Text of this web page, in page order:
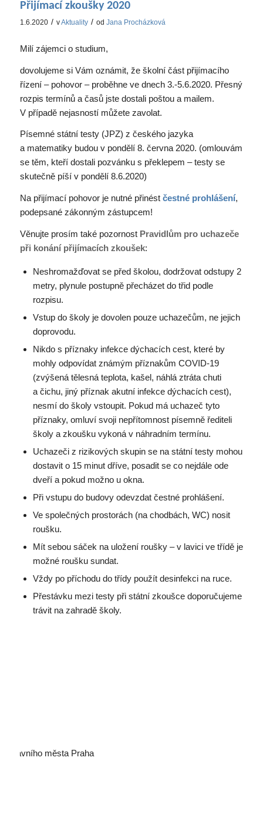
Přijímací zkoušky 2020
1.6.2020 / vAktuality / od Jana Procházková
Milí zájemci o studium,
dovolujeme si Vám oznámit, že školní část přijímacího
řízení – pohovor – proběhne ve dnech 3.-5.6.2020. Přesný
rozpis termínů a časů jste dostali poštou a mailem.
V případě nejasností můžete zavolat.
Písemné státní testy (JPZ) z českého jazyka
a matematiky budou v pondělí 8. června 2020. (omlouvám
se těm, kteří dostali pozvánku s překlepem – testy se
skutečně píší v pondělí 8.6.2020)
Na přijímací pohovor je nutné přinést čestné prohlášení,
podepsané zákonným zástupcem!
Věnujte prosím také pozornost Pravidlům pro uchazeče
při konání přijímacích zkoušek:
Neshromažďovat se před školou, dodržovat odstupy 2
metry, plynule postupně přecházet do třid podle
rozpisu.
Vstup do školy je dovolen pouze uchazečům, ne jejich
doprovodu.
Nikdo s příznaky infekce dýchacích cest, které by
mohly odpovídat známým příznakům COVID-19
(zvýšená tělesná teplota, kašel, náhlá ztráta chuti
a čichu, jiný příznak akutní infekce dýchacích cest),
nesmí do školy vstoupit. Pokud má uchazeč tyto
příznaky, omluví svoji nepřítomnost písemně řediteli
školy a zkoušku vykoná v náhradním termínu.
Uchazeči z rizikových skupin se na státní testy mohou
dostavit o 15 minut dříve, posadit se co nejdále ode
dveří a pokud možno u okna.
Při vstupu do budovy odevzdat čestné prohlášení.
Ve společných prostorách (na chodbách, WC) nosit
roušku.
Mít sebou sáček na uložení roušky – v lavici ve třídě je
možné roušku sundat.
Vždy po příchodu do třídy použít desinfekci na ruce.
Přestávku mezi testy při státní zkoušce doporučujeme
trávit na zahradě školy.